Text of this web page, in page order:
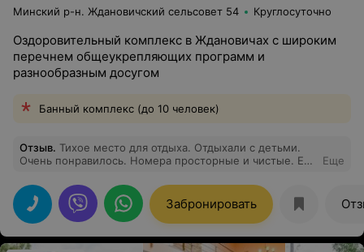
Минский р-н. Ждановичский сельсовет 54 Круглосуточно
Оздоровительный комплекс в Ждановичах с широким
перечнем общеукрепляющих программ и
разнообразным досугом
Банный комплекс (до 10 человек)
Отзыв. Тихое место для отдыха. Отдыхали с детьми.
Очень понравилось. Номера просторные и чистые. Еда
детей и взрослых. Большое спасибо персоналу.
Обязательно вернёмся ещё раз.
Еще
Забронировать